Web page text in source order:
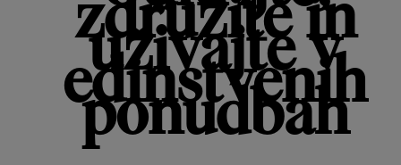
združite in
uživajte v
edinstvenih
ponudbah